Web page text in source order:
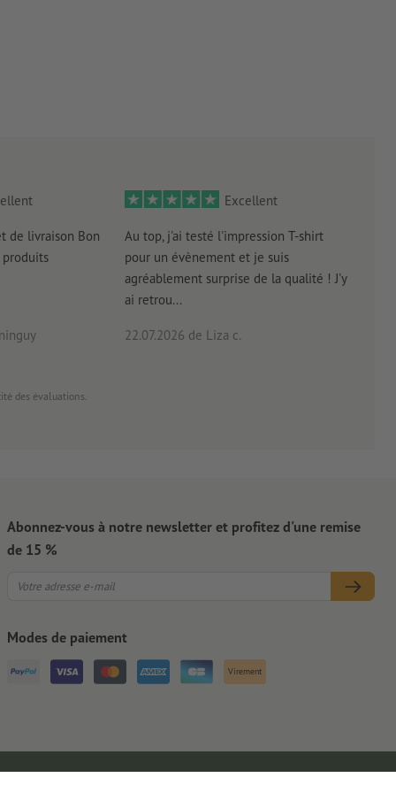
de livraison Bon
Excellent
Au top, j'ai testé l'impression T-shirt
pour un évènement et je suis
agréablement surprise de la qualité ! J'y
ai retrou...
22.07.2026 de Liza c.
des évaluations.
Abonnez-vous à notre newsletter et profitez d'une remise
de 15 %
Modes de paiement
Virement
Mentions légales CGV Protection des données